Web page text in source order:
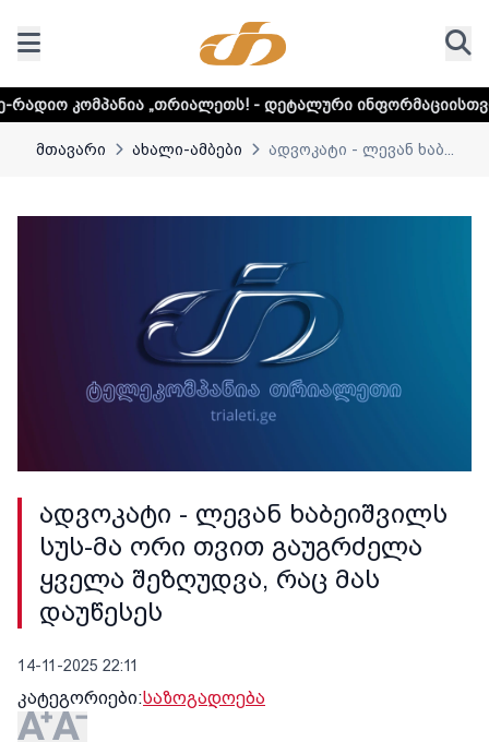
„თრიალეთს! - დეტალური ინფორმაციისთვის დააკლიკეთ
მთავარი ახალი-ამბები ადვოკატი - ლევან ხაბ...
ადვოკატი - ლევან ხაბეიშვილს
სუს-მა ორი თვით გაუგრძელა
ყველა შეზღუდვა, რაც მას
დაუწესეს
14-11-2025 22:11
კატეგორიები:საზოგადოება